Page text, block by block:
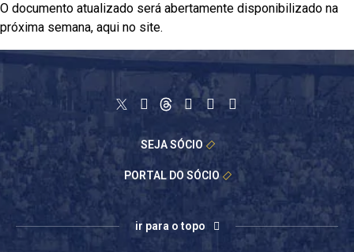
O documento atualizado será abertamente disponibilizado na
próxima semana, aqui no site.
SEJA SÓCIO
PORTAL DO SÓCIO
ir para o topo